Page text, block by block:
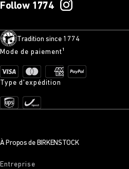
Follow 1774
Tradition since 1774
Mode de paiement¹
Type d'expédition
À Propos de BIRKENSTOCK
Entreprise